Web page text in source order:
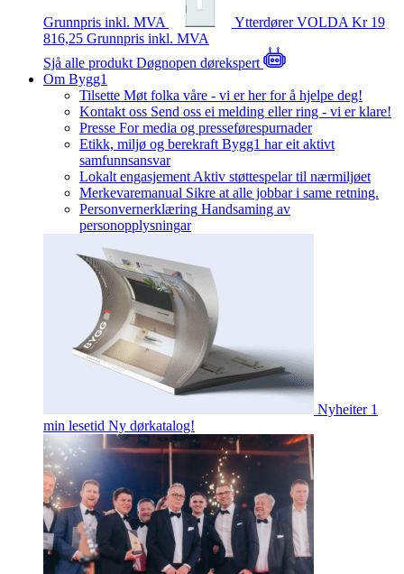
Grunnpris inkl. MVA YtterdørerVOLDA Kr 19
816,25 Grunnpris inkl. MVA
Sjå alle produkt Døgnopen dørekspert
Om Bygg1
Tilsette Møt folka våre - vi er her for å hjelpe deg!
Kontakt oss Send oss ei melding eller ring - vi er klare!
Presse For media og presseførespurnader
Etikk, miljø og berekraft Bygg1 har eit aktivt
samfunnsansvar
Lokalt engasjement Aktiv støttespelar til nærmiljøet
Merkevaremanual Sikre at alle jobbar i same retning.
Personvernerklæring Handsaming av
personopplysningar
Nyheiter 1
min lesetid Ny dørkatalog!